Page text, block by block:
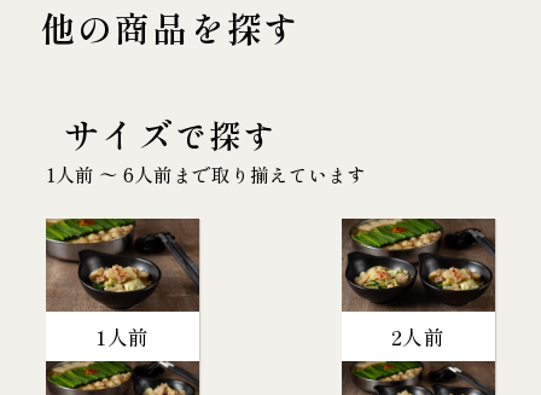
他の商品を探す
サイズで探す
1人前 〜 6人前まで取り揃えています
1人前 2人前